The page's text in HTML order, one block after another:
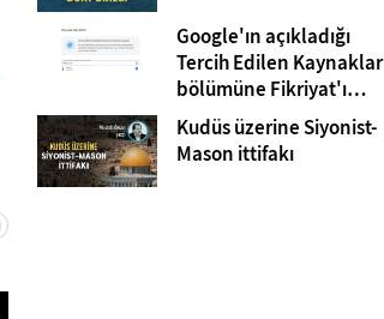
Google'ın açıkladığı
Tercih Edilen Kaynaklar
bölümüne Fikriyat'ı
eklemeyi unutmayın!
Kudüs üzerine Siyonist-
Mason ittifakı